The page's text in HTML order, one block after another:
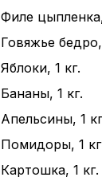
Филе
Говяжье бедро,
Яблоки, 1 кг.
Бананы, 1 кг.
Апельсины, 1
Помидоры, 1
Картошка, 1 кг.